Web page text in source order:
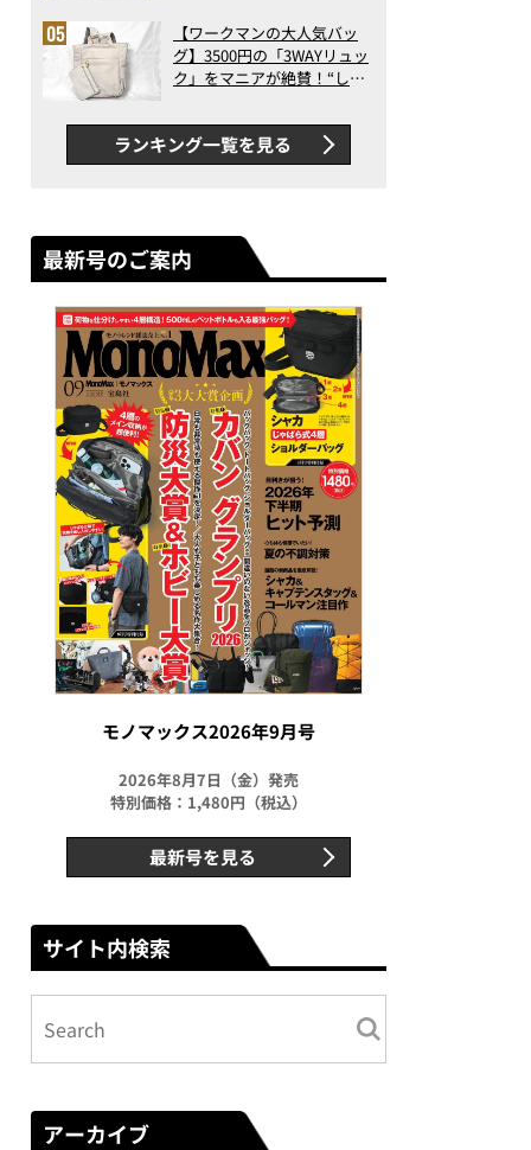
ス【ワークマンの大人気バッ
グ】3500円の「3WAYリュッ
ク」をマニアが絶賛！“しご
判以上に優秀だった
ランキング一覧を見る
最新号のご案内
モノマックス2026年9月号
2026年8月7日（金）発売
特別価格：1,480円（税込）
最新号を見る
サイト内検索
アーカイブ